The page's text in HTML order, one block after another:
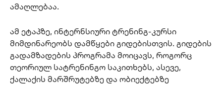
ამაღლებაა.
ამ ეტაპზე, ინტერნსიური ტრენინგ-კურსი
მიმდინარეობს დამწყები გიდებისთვის. გიდების
გადამზადების პროგრამა მოიცავს, როგორც
თეორიულ სატრენინგო საკითხებს, ასევე,
ქალაქის მარშრუტებზე და ობიექტებზე